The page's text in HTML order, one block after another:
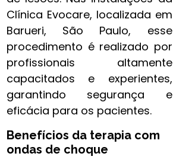
Clínica Evocare, localizada em
Barueri, São Paulo, esse
procedimento é realizado por
profissionais altamente
capacitados e experientes,
garantindo segurança e
eficácia para os pacientes.
Benefícios da terapia com
ondas de choque